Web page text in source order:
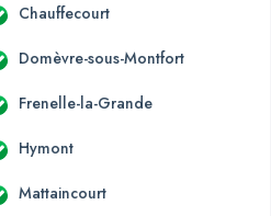
Chauffecourt
Domèvre-sous-Montfort
Frenelle-la-Grande
Hymont
Mattaincourt